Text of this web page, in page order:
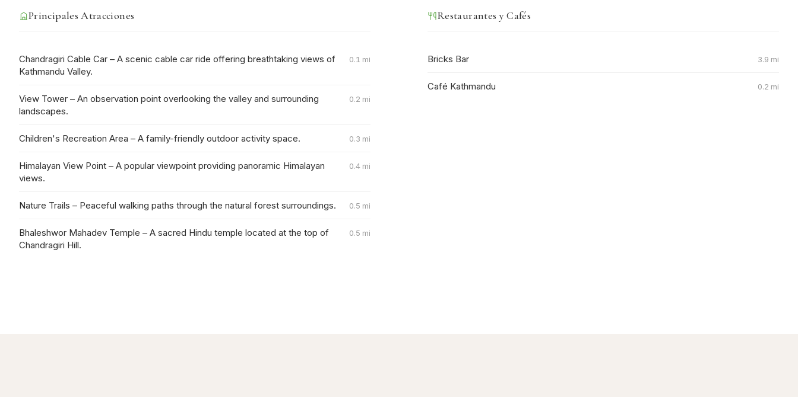
Principales Atracciones
Chandragiri Cable Car – A scenic cable car ride offering breathtaking views of
Kathmandu Valley.
0.1 mi
View Tower – An observation point overlooking the valley and surrounding
landscapes.
0.2 mi
Children's Recreation Area – A family-friendly outdoor activity space. 0.3 mi
Himalayan View Point – A popular viewpoint providing panoramic Himalayan
views.
0.4 mi
Nature Trails – Peaceful walking paths through the natural forest surroundings. 0.5 mi
Bhaleshwor Mahadev Temple – A sacred Hindu temple located at the top of
Chandragiri Hill.
0.5 mi
Restaurantes y Cafés
Bricks Bar 3.9 mi
Café Kathmandu 0.2 mi